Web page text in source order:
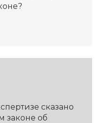
сказано
законе об